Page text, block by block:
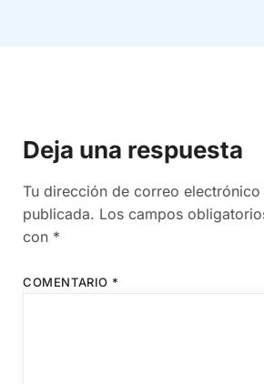
Deja una respuesta
Tu dirección de correo electrónico
publicada. Los campos
con *
COMENTARIO *